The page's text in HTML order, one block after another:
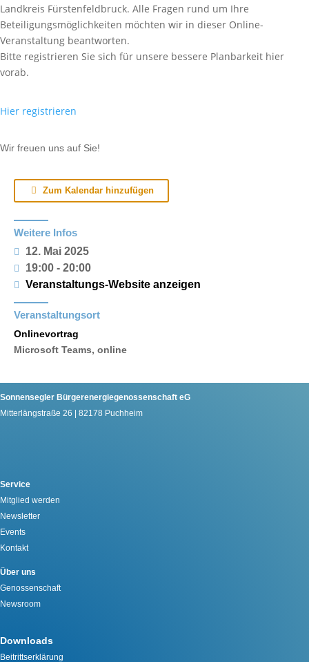
Landkreis Fürstenfeldbruck. Alle Fragen rund um Ihre
Beteiligungsmöglichkeiten möchten wir in dieser Online-
Veranstaltung beantworten.
Bitte registrieren Sie sich für unsere bessere Planbarkeit hier
vorab.
Hier registrieren
Wir freuen uns auf Sie!
Zum Kalendar hinzufügen
Weitere Infos
12. Mai 2025
19:00 - 20:00
Veranstaltungs-Website anzeigen
Veranstaltungsort
Onlinevortrag
Microsoft Teams, online
Sonnensegler Bürgerenergiegenossenschaft eG
Mitterlängstraße 26 | 82178 Puchheim
Service
Mitglied werden
Newsletter
Events
Kontakt
Über uns
Genossenschaft
Newsroom
Downloads
Beitrittserklärung